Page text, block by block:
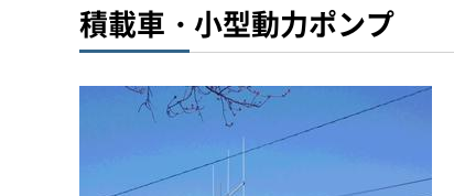
積載車・小型動力ポンプ